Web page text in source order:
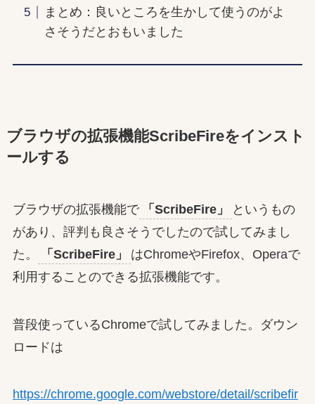
まとめ：良いところを生かして使うのがよ
さそうだとおもいました
ブラウザの拡張機能ScribeFireをインスト
ールする
ブラウザの拡張機能で 「ScribeFire」
というもの
があり、評判も良さそうでしたので試してみまし
た。
「ScribeFire」
はChromeやFirefox、Operaで
利用することのできる拡張機能です。
普段使っているChromeで試してみました。ダウン
ロードは
https://chrome.google.com/webstore/detail/scribefir